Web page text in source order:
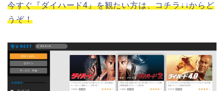
今すぐ『ダイハード4』を観たい方は、コチラ↓↓からど
うぞ！